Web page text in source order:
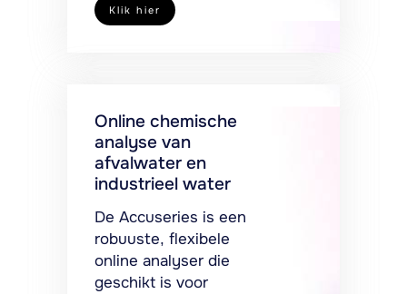
Klik hier
Online chemische
analyse van
afvalwater en
industrieel water
De Accuseries is een
robuuste, flexibele
online analyser die
geschikt is voor